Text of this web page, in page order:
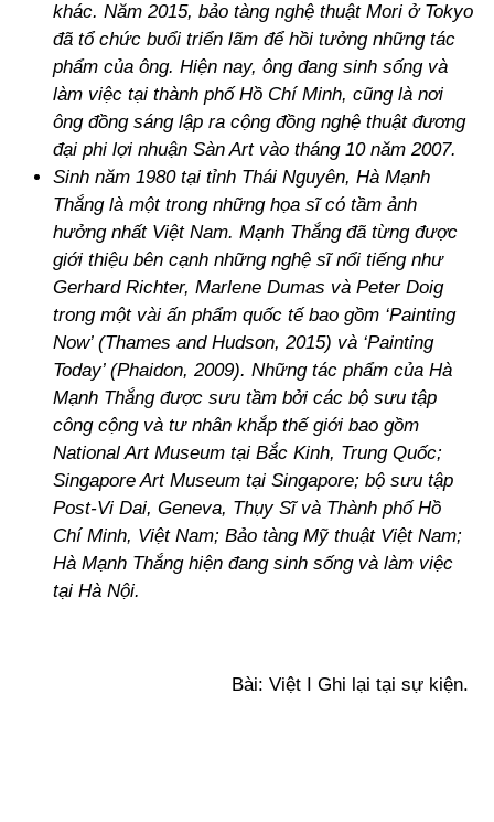
khác. Năm 2015, bảo tàng nghệ thuật Mori ở Tokyo
đã tổ chức buổi triển lãm để hồi tưởng những tác
phẩm của ông. Hiện nay, ông đang sinh sống và
làm việc tại thành phố Hồ Chí Minh, cũng là nơi
ông đồng sáng lập ra cộng đồng nghệ thuật đương
đại phi lợi nhuận Sàn Art vào tháng 10 năm 2007.
Sinh năm 1980 tại tỉnh Thái Nguyên, Hà Mạnh
Thắng là một trong những họa sĩ có tầm ảnh
hưởng nhất Việt Nam. Mạnh Thắng đã từng được
giới thiệu bên cạnh những nghệ sĩ nổi tiếng như
Gerhard Richter, Marlene Dumas và Peter Doig
trong một vài ấn phẩm quốc tế bao gồm ‘Painting
Now’ (Thames and Hudson, 2015) và ‘Painting
Today’ (Phaidon, 2009). Những tác phẩm của Hà
Mạnh Thắng được sưu tầm bởi các bộ sưu tập
công cộng và tư nhân khắp thế giới bao gồm
National Art Museum tại Bắc Kinh, Trung Quốc;
Singapore Art Museum tại Singapore; bộ sưu tập
Post-Vi Dai, Geneva, Thụy Sĩ và Thành phố Hồ
Chí Minh, Việt Nam; Bảo tàng Mỹ thuật Việt Nam;
Hà Mạnh Thắng hiện đang sinh sống và làm việc
tại Hà Nội.
Bài: Việt I Ghi lại tại sự kiện.